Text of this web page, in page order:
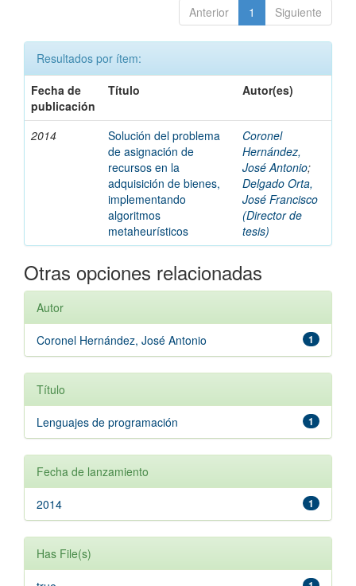
Anterior 1 Siguiente
Resultados por ítem:
Fecha de
publicación
Título Autor(es)
2014
Solución del problema
de asignación de
recursos en la
adquisición de bienes,
implementando
algoritmos
metaheurísticos
Coronel
Hernández,
José Antonio;
Delgado Orta,
José Francisco
(Director de
tesis)
Otras opciones relacionadas
Autor
1
Coronel Hernández, José Antonio
Título
1
Lenguajes de programación
Fecha de lanzamiento
1
2014
Has File(s)